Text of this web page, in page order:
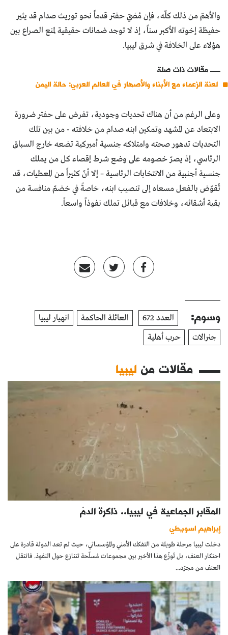
والأهمّ من ذلك كلّه، فإن مُضيّ حفتر قدماً نحو توريث صدام قد يثير
حفيظة إخوته الأكبر سناً، إذ لا توجد ضمانات حقيقية لمنع الصراع بين
هؤلاء على الخلافة في شرق ليبيا.
مقالات ذات صلة
لعنة الزعماء مع الأبناء والأصهار في العالم العربي: حالة اليمن
وعلى الرغم من أن هناك تحديات وجودية، تفرض على حفتر ضرورة
الابتعاد عن المشهد وتمكين ابنه صدام من خلافته - من بين تلك
التحديات تدهور صحته وامتلاكه جنسية أميركية تضعه خارج السباق
الرئاسي، إذ يصرّ خصومه على وضع شرط إقصاء كل من يملك
جنسية أجنبية من الانتخابات الرئاسية – إلا أنّ كثيراً من المعطيات، قد
تُقوّض بالفعل مسعاه إلى تنصيب ابنه، خاصةً في خضمّ منافسة من
بقية أشقائه، وخلافات مع قبائل تملك نفوذاً واسعاً.
وسوم: العدد 672 العائلة الحاكمة
انهيار ليبيا
جنرالات
حرب أهلية
مقالات من ليبيا
المقابر الجماعية في ليبيا.. ذاكرة الدمّ
إبراهيم اسويطي
دخلت ليبيا مرحلة طويلة من التفكك الأمني والمؤسساتي، حيث لم تعد الدولة قادرة على
احتكار العنف، بل تَوزّع هذا الأخير بين مجموعات مُسلّحة تتنازع حول النفوذ. فانتقل
العنف من مجرّد...